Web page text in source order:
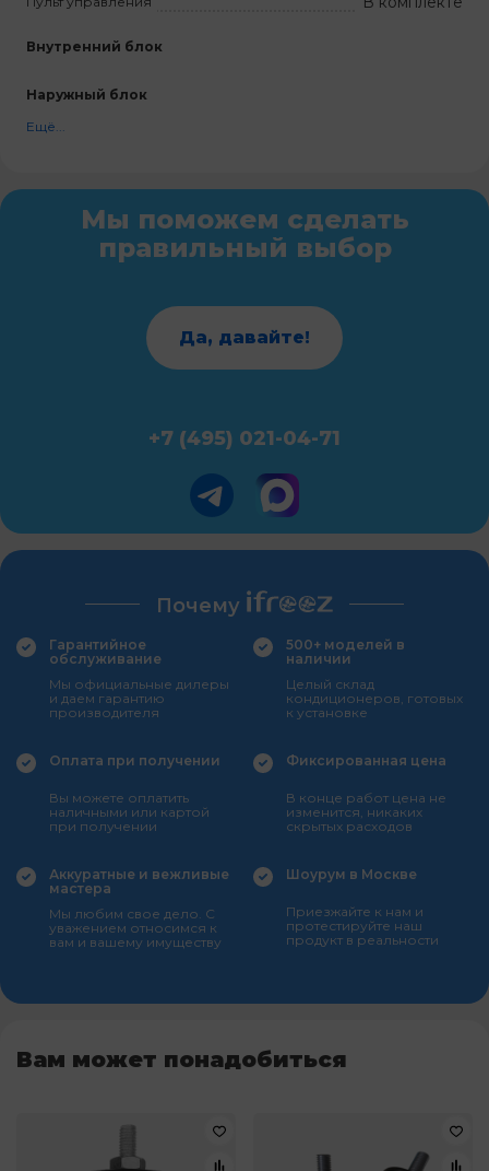
Внутренний блок
Наружный блок
Ещё...
Мы поможем сделать
правильный выбор
Да, давайте!
+7 (495) 021-04-71
Почему
Гарантийное
обслуживание
Мы официальные дилеры
и даем гарантию
производителя
500+ моделей в
наличии
Целый склад
кондиционеров, готовых
к установке
Оплата при получении
Вы можете оплатить
наличными или картой
при получении
Фиксированная цена
В конце работ цена не
изменится, никаких
скрытых расходов
Аккуратные и вежливые
мастера
Мы любим свое дело. С
уважением относимся к
вам и вашему имуществу
Шоурум в Москве
Приезжайте к нам и
протестируйте наш
продукт в реальности
Вам может понадобиться